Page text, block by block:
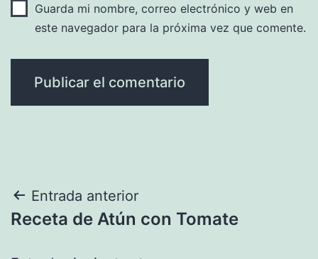
Guarda mi nombre, correo electrónico y web en
este navegador para la próxima vez que comente.
Navegación
de
Entrada anterior
Receta de Atún con Tomate